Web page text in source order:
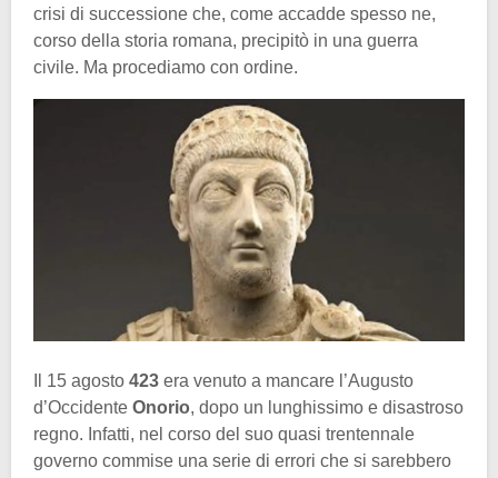
crisi di successione che, come accadde spesso ne,
corso della storia romana, precipitò in una guerra
civile. Ma procediamo con ordine.
Il 15 agosto 423 era venuto a mancare l’Augusto
d’Occidente Onorio, dopo un lunghissimo e disastroso
regno. Infatti, nel corso del suo quasi trentennale
governo commise una serie di errori che si sarebbero